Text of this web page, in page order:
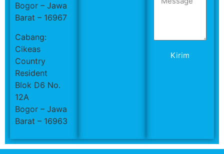
Bogor – Jawa
Barat – 16967
Cabang:
Cikeas
Country
Resident
Blok D6 No.
12A
Bogor – Jawa
Barat – 16963
Kirim